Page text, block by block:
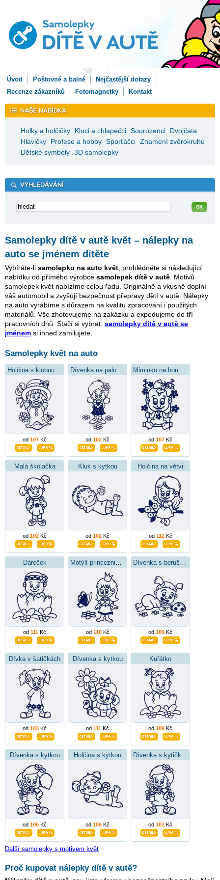
Úvod Poštovné a balné
Nejčastější dotazy
Recenze zákazníků
Fotomagnetky Kontakt
Holky a holčičky Kluci a chlapečci Sourozenci
Dvojčata
Hlavičky
Profese a hobby Sporťáčci Znamení zvěrokruhu
Dětské symboly 3D samolepky
Samolepky dítě v autě květ – nálepky na
auto se jménem dítěte
Vybíráte-li samolepku na auto květ , prohlédněte si následující
nabídku od přímého výrobce samolepek dítě v autě . Motivů
samolepek květ nabízíme celou řadu. Originálně a vkusně doplní
váš automobil a zvyšují bezpečnost přepravy dětí v autě. Nálepky
na auto vyrábíme s důrazem na kvalitu zpracování i použitých
materiálů. Vše zhotovujeme na zakázku a expedujeme do tří
pracovních dnů. Stačí si vybrat, samolepky dítě v autě se
jménem si ihned zamilujete.
Samolepky květ na auto
Holčina s kloboučkem
od 107 Kč
Dívenka na paloučku
od 102 Kč
Miminko na houpačce
od 107 Kč
Malá školačka
od 102 Kč
Kluk s kytkou
od 102 Kč
Holčina na větvi
od 112Kč
Dáreček
od 111 Kč
Motýlí princeznička
od 110Kč
Dívenka s beruškou
od 109 Kč
Dívka v šatičkách
od 103 Kč
Dívenka s kytkou
od 111 Kč
Kuřátko
od 109 Kč
Dívenka s kytkou
od 106 Kč
Holčina s kytkou
od 106 Kč
Dívenka s kytičkou
od 102 Kč
Další samolepky s motivem květ
Proč kupovat nálepky dítě v autě?